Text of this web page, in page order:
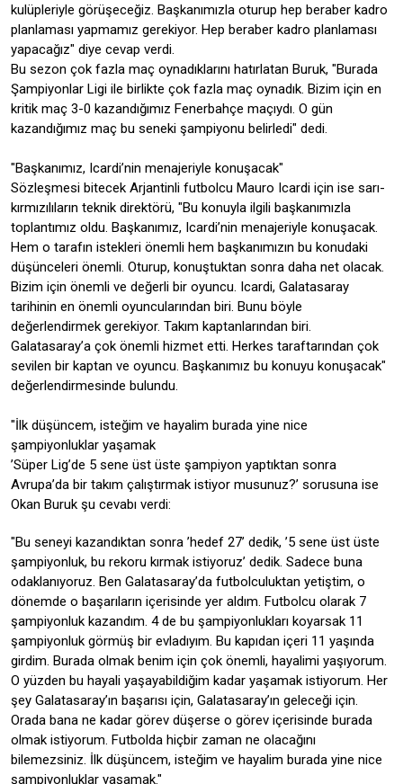
kulüpleriyle görüşeceğiz. Başkanımızla oturup hep beraber kadro
planlaması yapmamız gerekiyor. Hep beraber kadro planlaması
yapacağız" diye cevap verdi.
Bu sezon çok fazla maç oynadıklarını hatırlatan Buruk, "Burada
Şampiyonlar Ligi ile birlikte çok fazla maç oynadık. Bizim için en
kritik maç 3-0 kazandığımız Fenerbahçe maçıydı. O gün
kazandığımız maç bu seneki şampiyonu belirledi" dedi.
"Başkanımız, Icardi’nin menajeriyle konuşacak"
Sözleşmesi bitecek Arjantinli futbolcu Mauro Icardi için ise sarı-
kırmızılıların teknik direktörü, "Bu konuyla ilgili başkanımızla
toplantımız oldu. Başkanımız, Icardi’nin menajeriyle konuşacak.
Hem o tarafın istekleri önemli hem başkanımızın bu konudaki
düşünceleri önemli. Oturup, konuştuktan sonra daha net olacak.
Bizim için önemli ve değerli bir oyuncu. Icardi, Galatasaray
tarihinin en önemli oyuncularından biri. Bunu böyle
değerlendirmek gerekiyor. Takım kaptanlarından biri.
Galatasaray’a çok önemli hizmet etti. Herkes taraftarından çok
sevilen bir kaptan ve oyuncu. Başkanımız bu konuyu konuşacak"
değerlendirmesinde bulundu.
"İlk düşüncem, isteğim ve hayalim burada yine nice
şampiyonluklar yaşamak
’Süper Lig’de 5 sene üst üste şampiyon yaptıktan sonra
Avrupa’da bir takım çalıştırmak istiyor musunuz?’ sorusuna ise
Okan Buruk şu cevabı verdi:
"Bu seneyi kazandıktan sonra ’hedef 27’ dedik, ’5 sene üst üste
şampiyonluk, bu rekoru kırmak istiyoruz’ dedik. Sadece buna
odaklanıyoruz. Ben Galatasaray’da futbolculuktan yetiştim, o
dönemde o başarıların içerisinde yer aldım. Futbolcu olarak 7
şampiyonluk kazandım. 4 de bu şampiyonlukları koyarsak 11
şampiyonluk görmüş bir evladıyım. Bu kapıdan içeri 11 yaşında
girdim. Burada olmak benim için çok önemli, hayalimi yaşıyorum.
O yüzden bu hayali yaşayabildiğim kadar yaşamak istiyorum. Her
şey Galatasaray’ın başarısı için, Galatasaray’ın geleceği için.
Orada bana ne kadar görev düşerse o görev içerisinde burada
olmak istiyorum. Futbolda hiçbir zaman ne olacağını
bilemezsiniz. İlk düşüncem, isteğim ve hayalim burada yine nice
şampiyonluklar yaşamak."